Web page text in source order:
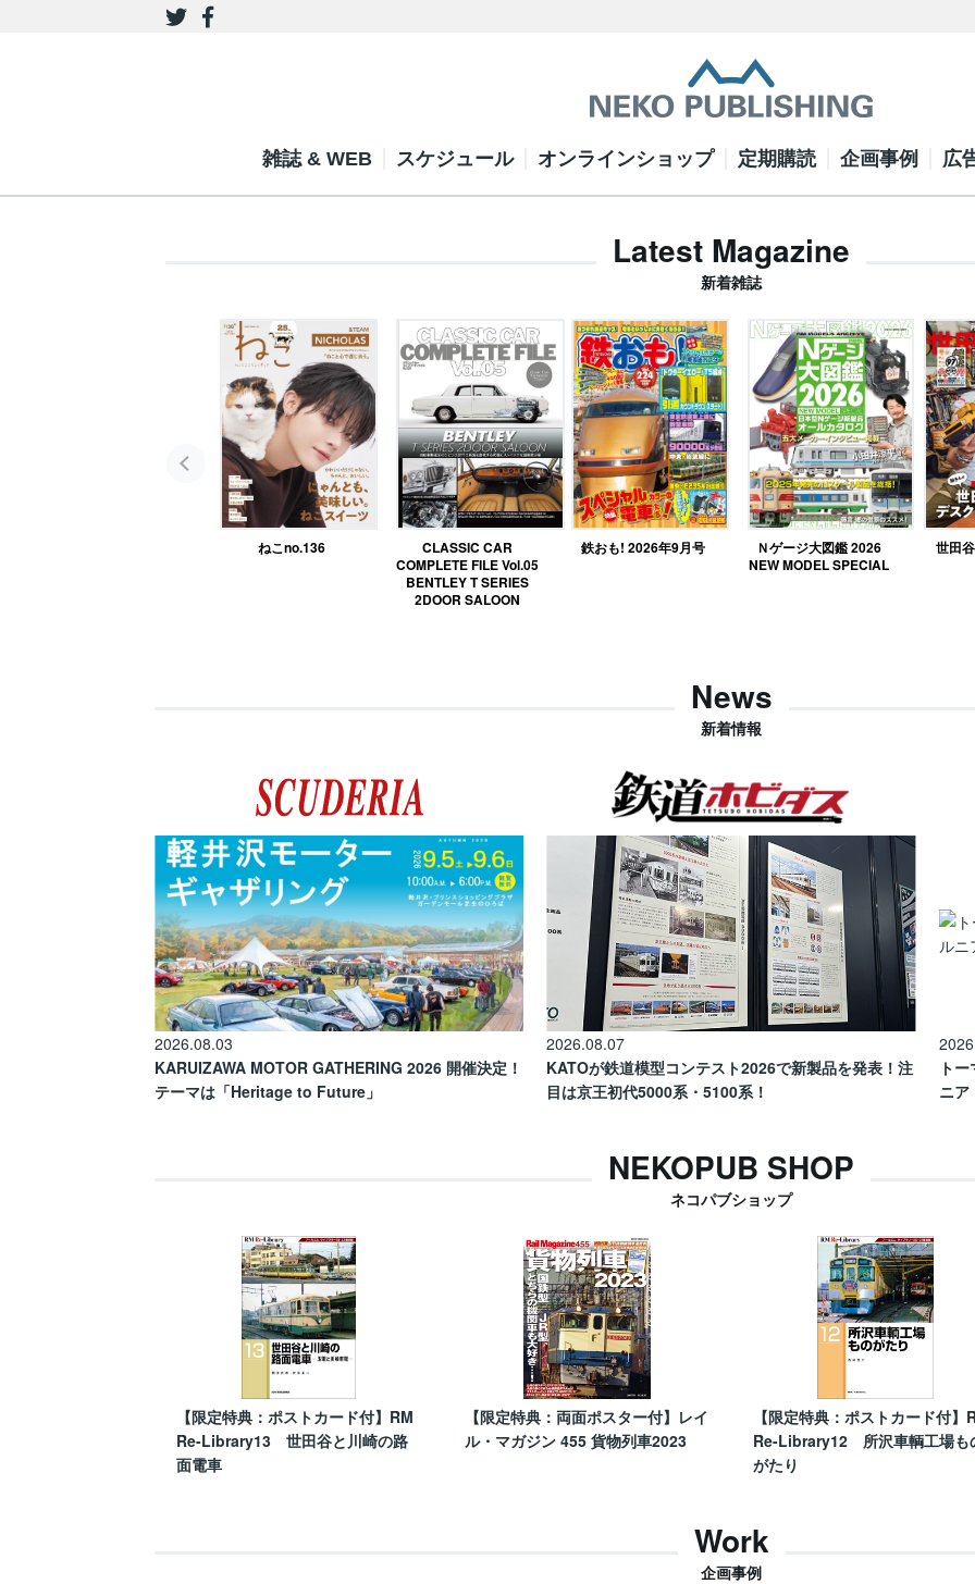
雑誌 & WEB スケジュール オンラインショップ 定期購読 企画事例 広
Latest Magazine
新着雑誌
ねこno.136
CLASSIC CAR
COMPLETE FILE Vol.05
BENTLEY T SERIES
2DOOR SALOON
鉄おも! 2026年9月号
Ｎゲージ大図鑑 2026
NEW MODEL SPECIAL
世田
News
新着情報
2026.08.03
KARUIZAWA MOTOR GATHERING 2026 開催決定！
テーマは「Heritage to Future」
2026.08.07
KATOが鉄道模型コンテスト2026で新製品を発表！注
目は京王初代5000系・5100系！
ト
ニア
NEKOPUB SHOP
ネコパブショップ
【限定特典：ポストカード付】RM
Re-Library13 世田谷と川崎の路
面電車
【限定特典：両面ポスター付】レイ
ル・マガジン 455 貨物列車2023
【限定特典：ポストカード付】
Re-Library12 所沢車輌工場も
がたり
Work
企画事例